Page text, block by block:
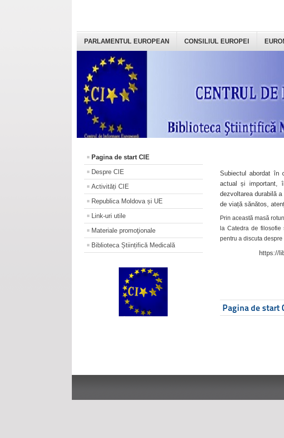
PARLAMENTUL EUROPEAN CONSILIUL EUROPEI
Pagina de start CIE
Despre CIE
Activități CIE
Republica Moldova și UE
Link-uri utile
Materiale promoţionale
Biblioteca Științifică Medicală
Subiectul abordat în
actual și important,
dezvoltarea durabilă
de viață sănătos,
Prin această masă
la Catedra de filosofie
pentru a discuta
https://
Pagina de start